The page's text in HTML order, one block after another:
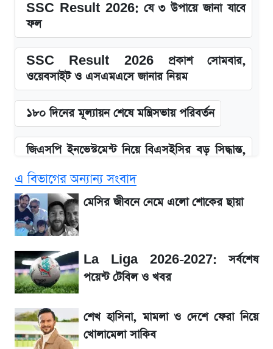
SSC Result 2026: যে ৩ উপায়ে জানা যাবে
ফল
SSC Result 2026 প্রকাশ সোমবার,
ওয়েবসাইট ও এসএমএসে জানার নিয়ম
১৮০ দিনের মূল্যায়ন শেষে মন্ত্রিসভায় পরিবর্তন
জিএসপি ইনভেস্টমেন্ট নিয়ে বিএসইসির বড় সিদ্ধান্ত,
উত্থান-পতনের দোলাচলে শেয়ারবাজার, লেনদেনের
শীর্ষে যে ১০ কোম্পানি
আগে দেখে নিন, আজকের সোনার নতুন দাম
SSC Result প্রকাশ ১০টায়, নতুন এসএমএস
নম্বরসহ জানুন যেভাবে
SSc Result 2026 তারিখ চূড়ান্ত, স্কুলে ভর্তি
এ বিভাগের অন্যান্য সংবাদ
মেসির জীবনে নেমে এলো শোকের ছায়া
La Liga 2026-2027: সর্বশেষ
পয়েন্ট টেবিল ও খবর
শেখ হাসিনা, মামলা ও দেশে ফেরা নিয়ে
খোলামেলা সাকিব